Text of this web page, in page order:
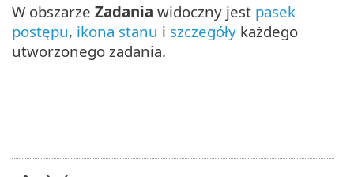
W obszarze Zadania widoczny jest pasek
postępu, ikona stanu i szczegóły każdego
utworzonego zadania.